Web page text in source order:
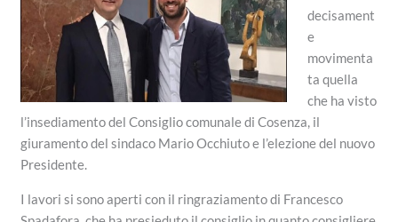
decisament
e
movimenta
ta quella
che ha visto
l’insediamento del Consiglio comunale di Cosenza, il
giuramento del sindaco Mario Occhiuto e l’elezione del nuovo
Presidente.
I lavori si sono aperti con il ringraziamento di Francesco